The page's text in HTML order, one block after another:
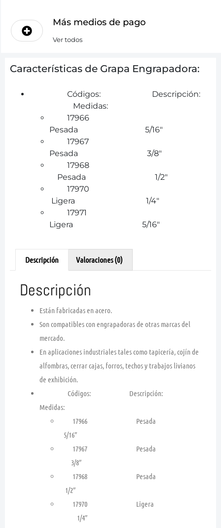
Más medios de pago
Ver todos
Características de Grapa Engrapadora:
Códigos: Descripción:
Medidas:
17966
Pesada 5/16″
17967
Pesada 3/8″
17968
Pesada 1/2″
17970
Ligera 1/4″
17971
Ligera 5/16″
Descripción Valoraciones (0)
Descripción
Están fabricadas en acero.
Son compatibles con engrapadoras de otras marcas del
mercado.
En aplicaciones industriales tales como tapicería, cojín de
alfombras, cerrar cajas, forros, techos y trabajos livianos
de exhibición.
Códigos: Descripción:
Medidas:
17966 Pesada
5/16″
17967 Pesada
3/8″
17968 Pesada
1/2″
17970 Ligera
1/4″